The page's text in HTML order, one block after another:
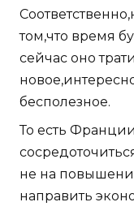
том,что время
сейчас оно
бесполезное.
То есть
не на
направить